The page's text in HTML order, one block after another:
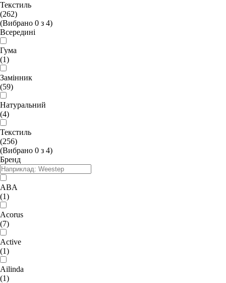
Текстиль
(262)
(Вибрано 0 з 4)
Всередині
Гума
(1)
Замінник
(59)
Натуральний
(4)
Текстиль
(256)
(Вибрано 0 з 4)
Бренд
ABA
(1)
Acorus
(7)
Active
(1)
Ailinda
(1)